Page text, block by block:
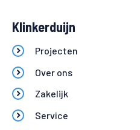
Klinkerduijn
Projecten
Over ons
Zakelijk
Service